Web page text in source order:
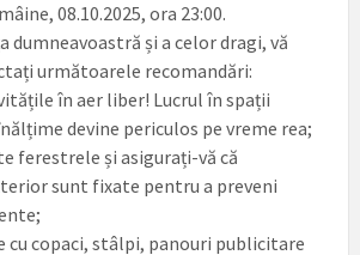
08.10.2025, ora 23:00.
dumneavoastră și a celor dragi, vă
următoarele recomandări:
în aer liber! Lucrul în spații
devine periculos pe vreme rea;
ferestrele și asigurați-vă că
sunt fixate pentru a preveni
cu copaci, stâlpi, panouri publicitare